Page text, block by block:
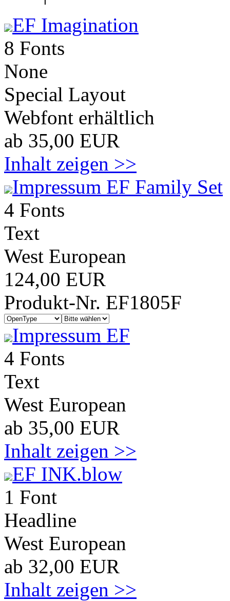
EF Imagination
8 Fonts
None
Special Layout
Webfont erhältlich
ab 35,00 EUR
Inhalt zeigen >>
Impressum EF Family Set
4 Fonts
Text
West European
124,00 EUR
Produkt-Nr. EF1805F
Impressum EF
4 Fonts
Text
West European
ab 35,00 EUR
Inhalt zeigen >>
EF INK.blow
1 Font
Headline
West European
ab 32,00 EUR
Inhalt zeigen >>